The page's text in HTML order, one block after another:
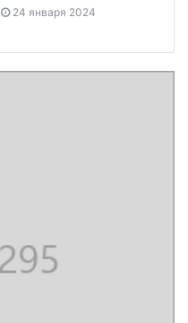
24 января 2024